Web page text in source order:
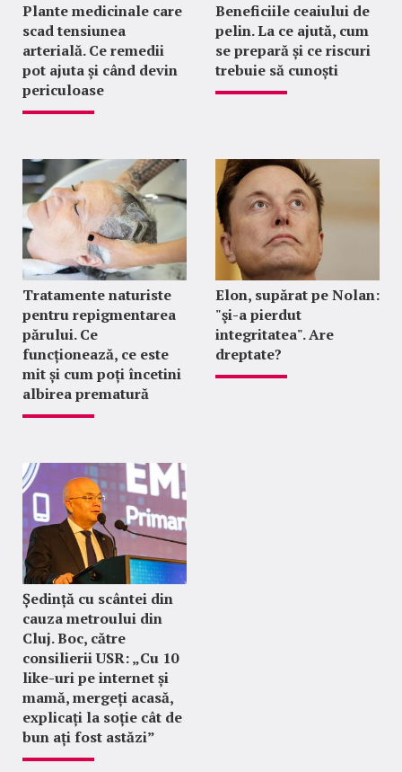
Plante medicinale care
scad tensiunea
arterială. Ce remedii
pot ajuta și când devin
periculoase
Beneficiile ceaiului de
pelin. La ce ajută, cum
se prepară și ce riscuri
trebuie să cunoști
Tratamente naturiste
pentru repigmentarea
părului. Ce
funcționează, ce este
mit și cum poți încetini
albirea prematură
Elon, supărat pe Nolan:
"şi-a pierdut
integritatea". Are
dreptate?
Ședință cu scântei din
cauza metroului din
Cluj. Boc, către
consilierii USR: „Cu 10
like-uri pe internet și
mamă, mergeți acasă,
explicați la soție cât de
bun ați fost astăzi”